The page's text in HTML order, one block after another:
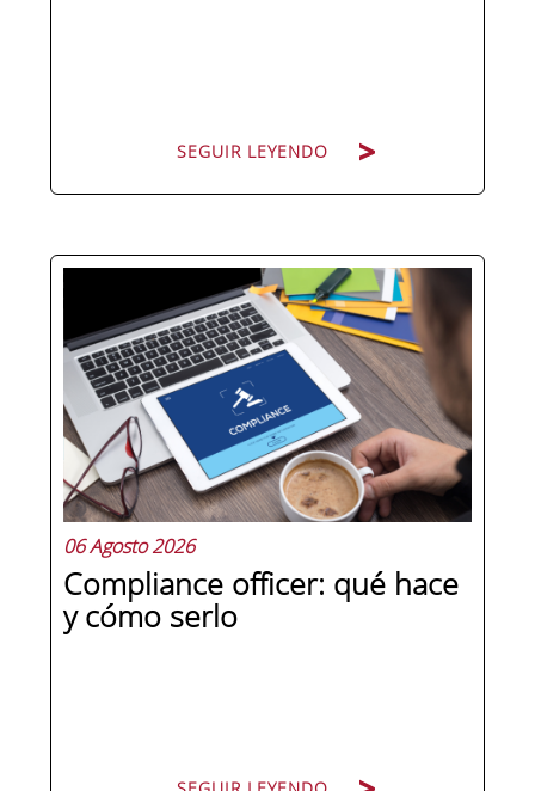
SEGUIR LEYENDO
Hay personas que ocupan puestos de
dirección y hay personas que lideran.
La diferencia no está en el cargo ni en
la antigüedad, sino en un conjunto de
competencias que se pueden
aprender, practicar y medir. Si te
preguntas qué separa a un directivo...
06 Agosto 2026
Compliance officer: qué hace
y cómo serlo